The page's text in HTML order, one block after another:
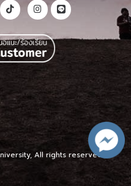
All rights reserved.